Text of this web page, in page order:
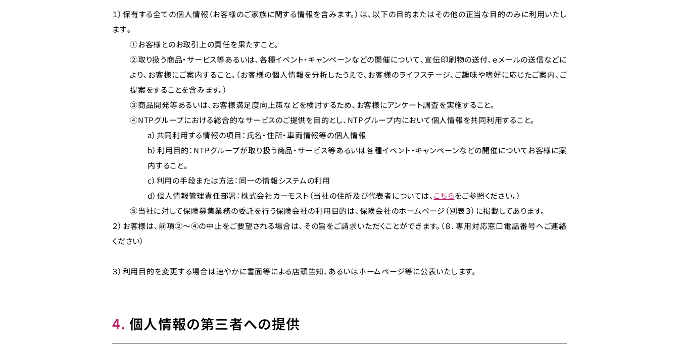
１）保有する全ての個人情報（お客様のご家族に関する情報を含みます。）は､以下の目的またはその他の正当な目的のみに利用いたし
ます｡
①お客様とのお取引上の責任を果たすこと｡
②取り扱う商品・サービス等あるいは､各種イベント・キャンペーンなどの開催について､宣伝印刷物の送付､ｅメールの送信などに
より､お客様にご案内すること｡（お客様の個人情報を分析したうえで、お客様のライフステージ、ご趣味や嗜好に応じたご案内、ご
提案をすることを含みます。）
③商品開発等あるいは､お客様満足度向上策などを検討するため､お客様にアンケート調査を実施すること｡
④NTPグループにおける総合的なサービスのご提供を目的とし、NTPグループ内において個人情報を共同利用すること。
a）共同利用する情報の項目：氏名・住所・車両情報等の個人情報
b）利用目的：NTPグループが取り扱う商品・サービス等あるいは各種イベント・キャンペーンなどの開催についてお客様に案
内すること。
c）利用の手段または方法：同一の情報システムの利用
d）個人情報管理責任部署：株式会社カーモスト（当社の住所及び代表者については、 こちらをご参照ください。）
⑤当社に対して保険募集業務の委託を行う保険会社の利用目的は、保険会社のホームページ（別表３）に掲載してあります。
２）お客様は､前項②～④の中止をご要望される場合は､その旨をご請求いただくことができます。（８．専用対応窓口電話番号へご連絡
ください）
３）利用目的を変更する場合は速やかに書面等による店頭告知、あるいはホームページ等に公表いたします。
4. 個人情報の第三者への提供